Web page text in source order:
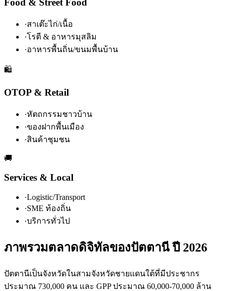
Food & Street Food
·สาเต๊ะไก่/เนื้อ
·โรตี & อาหารมุสลิม
·อาหารพื้นถิ่น/ขนมพื้นบ้าน
🛍️
OTOP & Retail
·หัตถกรรมชาวบ้าน
·ของฝากพื้นเมือง
·สินค้าชุมชน
🚚
Services & Local
·Logistic/Transport
·SME ท้องถิ่น
·บริการทั่วไป
ภาพรวมตลาดดิจิทัลของปัตตานี ปี 2026
ปัตตานีเป็นจังหวัดในสามจังหวัดชายแดนใต้ที่มีประชากร
ประมาณ 730,000 คน และ GPP ประมาณ 60,000-70,000 ล้าน